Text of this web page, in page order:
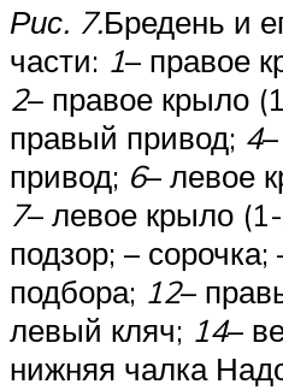
Рис. 7.Бредень и
части: 1– правое
2– правое крыло
правый привод; 4
привод; 6– левое
7– левое крыло
подзор; – сорочка;
подбора; 12–
левый кляч; 14–
нижняя чалка